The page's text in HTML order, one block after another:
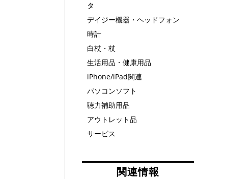
タ
デイジー機器・ヘッドフォン
時計
白杖・杖
生活用品・健康用品
iPhone/iPad関連
パソコンソフト
聴力補助用品
アウトレット品
サービス
関連情報